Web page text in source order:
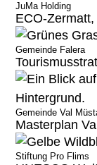
Investoren- und
Gemeinden
Anspruch
News
JuMa Holding
ECO-
Gemeinde Falera
Gemeinde Val
Masterplan
Stiftung Pro Flims